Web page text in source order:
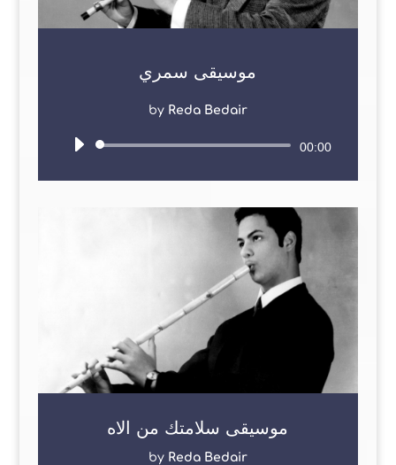
موسيقى سمري
by Reda Bedair
Audio
00:00
موسيقى سلامتك من الاه
by Reda Bedair